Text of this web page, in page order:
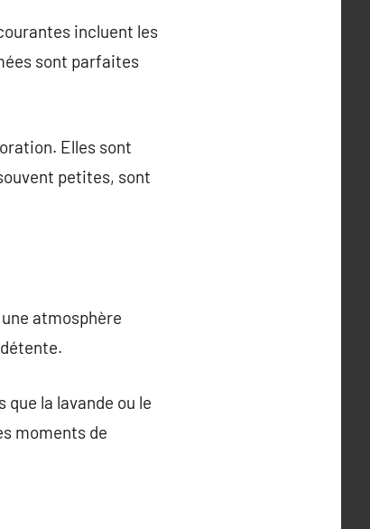
incluent les
sont parfaites
Elles sont
petites, sont
atmosphère
la lavande ou le
moments de